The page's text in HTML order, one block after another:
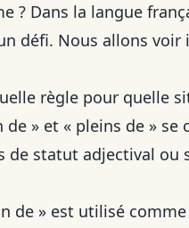
? Dans la langue
défi. Nous allons
règle pour quelle
» et « pleins de »
de statut adjectival ou
de » est utilisé